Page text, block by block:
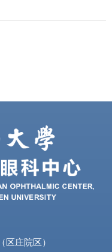
庄院区）